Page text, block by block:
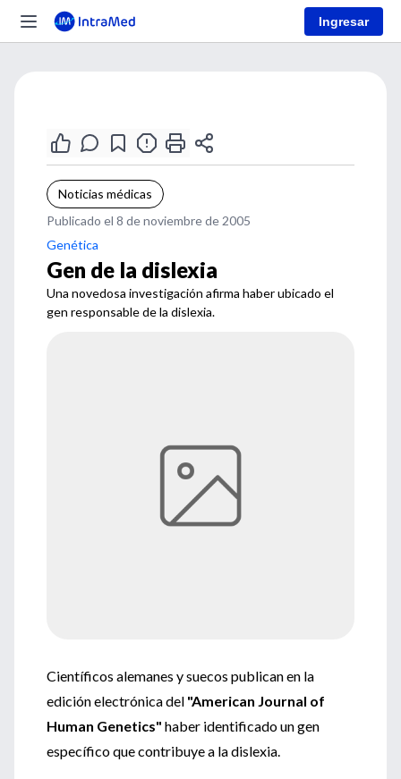
Ingresar
Noticias médicas
Publicado el 8 de noviembre de 2005
Genética
Gen de la dislexia
Una novedosa investigación afirma haber ubicado el
gen responsable de la dislexia.
Científicos alemanes y suecos publican en la
edición electrónica del "American Journal of
Human Genetics" haber identificado un gen
específico que contribuye a la dislexia.